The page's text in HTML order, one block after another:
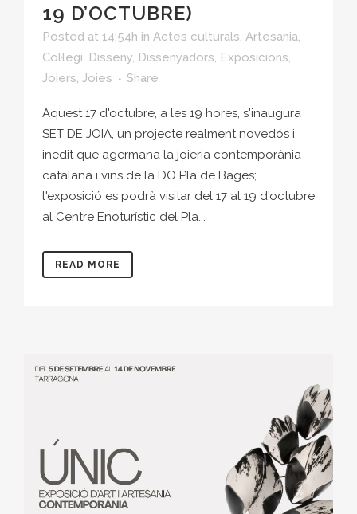
19 D’OCTUBRE)
Posted at 14:54h in Actes culturals, Artesania,
Col·legi, Disseny, Dissenyadors, Exposicions,
Joiers, Joies Share
Aquest 17 d'octubre, a les 19 hores, s'inaugura
SET DE JOIA, un projecte realment novedós i
inedit que agermana la joieria contemporània
catalana i vins de la DO Pla de Bages;
l'exposició es podrà visitar del 17 al 19 d'octubre
al Centre Enoturístic del Pla...
READ MORE